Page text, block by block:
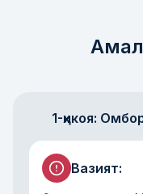
1-ҳикоя:
Вазият: